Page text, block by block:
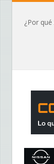
¿Por